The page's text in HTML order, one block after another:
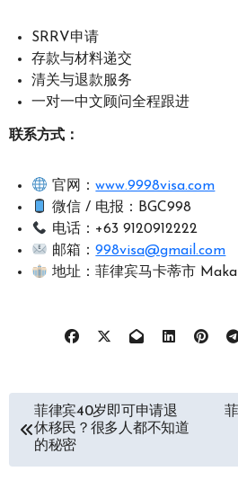
SRRV申请
存款与材料递交
清关与退款服务
一对一中文顾问全程跟进
联系方式：
官网：www.9998visa.com
微信 / 电报：BGC998
电话：+63 9120912222
邮箱：998visa@gmail.com
地址：菲律宾马卡蒂市
章
导
菲律宾40岁即可申请退
休移民？很多人都不知道
的秘密